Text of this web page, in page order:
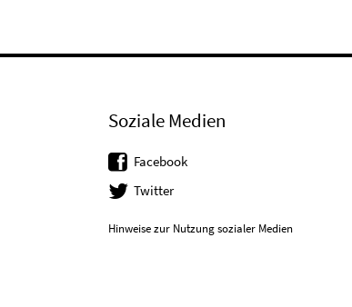
Soziale Medien
Facebook
Twitter
Hinweise zur Nutzung sozialer Medien